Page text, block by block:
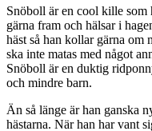
Snöboll är en cool kille som
gärna fram och hälsar i
häst så han kollar gärna om
ska inte matas med något
Snöboll är en duktig
och mindre barn.
Än så länge är han ganska
hästarna. När han har vant